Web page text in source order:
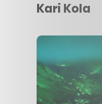
Kari Kola